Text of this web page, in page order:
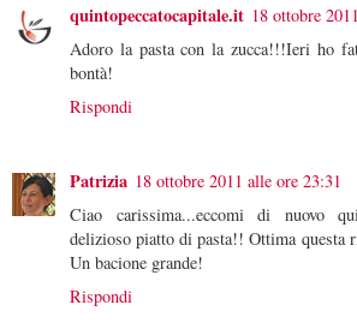
quintopeccatocapitale.it 18 ottobre
Adoro la pasta con la zucca!!!Ieri ho
bontà!
Rispondi
Patrizia 18 ottobre 2011 alle ore 23:31
Ciao carissima...eccomi di nuovo
delizioso piatto di pasta!! Ottima questa
Un bacione grande!
Rispondi